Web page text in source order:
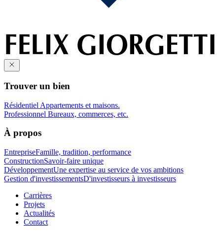
Trouver un bien
Résidentiel Appartements et maisons.
Professionnel Bureaux, commerces, etc.
À propos
EntrepriseFamille, tradition, performance
ConstructionSavoir-faire unique
DéveloppementUne expertise au service de vos ambitions
Gestion d'investissementsD'investisseurs à investisseurs
Carrières
Projets
Actualités
Contact